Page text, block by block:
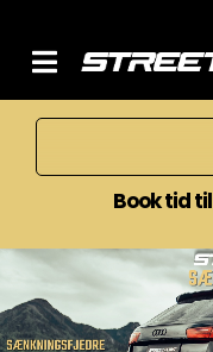
content
Toggle
Navigation
Streetcars
Tuning
Ventilrens
Book tid